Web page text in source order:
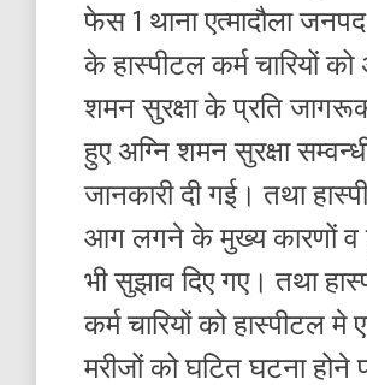
फेस 1 थाना एत्मादौला
के हास्पीटल कर्म चारियों को
शमन सुरक्षा के प्रति
हुए अग्नि शमन सुरक्षा
जानकारी दी गई। तथा
आग लगने के मुख्य कारणों
भी सुझाव दिए गए। तथा
कर्म चारियों को हास्पीटल मे
मरीजों को घटित घटना होने